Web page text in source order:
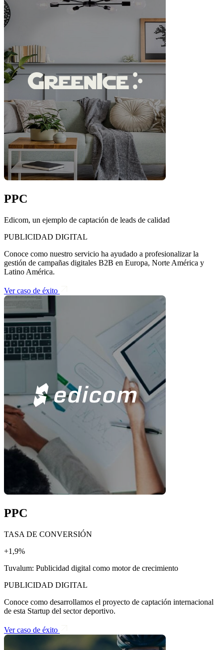
PPC
Edicom, un ejemplo de captación de leads de calidad
PUBLICIDAD DIGITAL
Conoce como nuestro servicio ha ayudado a profesionalizar la
gestión de campañas digitales B2B en Europa, Norte América y
Latino América.
Ver caso de éxito
PPC
TASA DE CONVERSIÓN
+1,9%
Tuvalum: Publicidad digital como motor de crecimiento
PUBLICIDAD DIGITAL
Conoce como desarrollamos el proyecto de captación internacional
de esta Startup del sector deportivo.
Ver caso de éxito